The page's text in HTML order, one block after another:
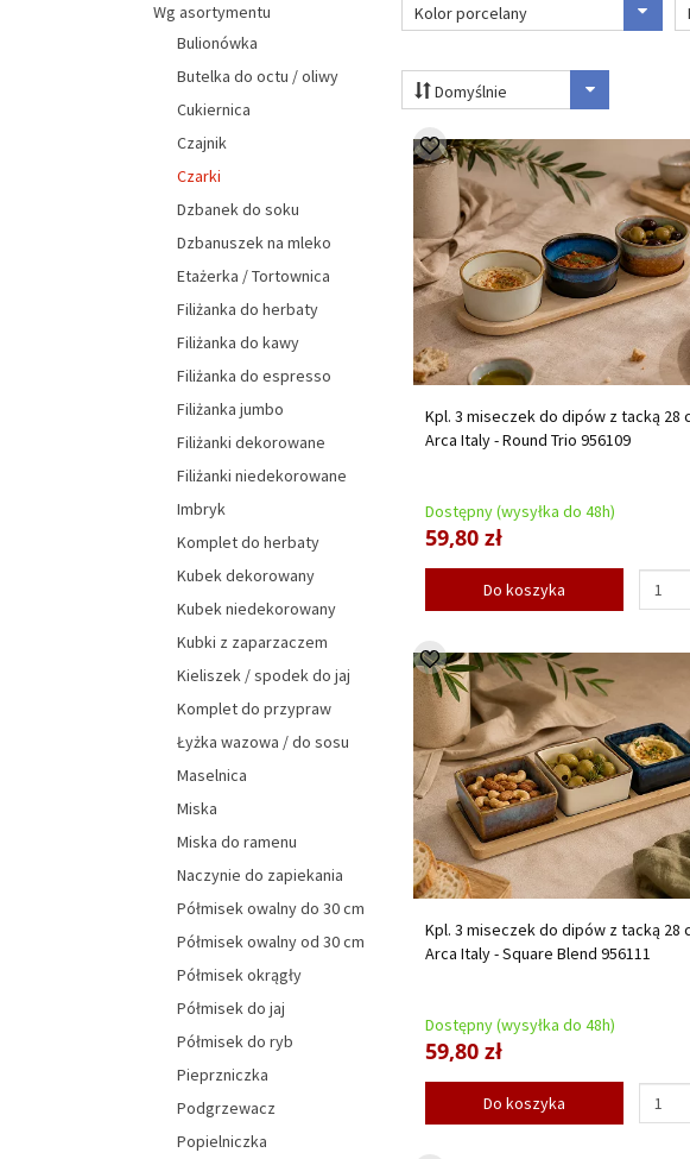
Kolor porcelany
Domyślnie
Kpl. 3 miseczek do dipów z tacką 28
Arca Italy - Round Trio 956109
Dostępny (wysyłka do 48h)
59,80 zł
Do koszyka
Kpl. 3 miseczek do dipów z tacką 28
Arca Italy - Square Blend 956111
Dostępny (wysyłka do 48h)
59,80 zł
Do koszyka
Wg asortymentu
Bulionówka
Butelka do octu / oliwy
Cukiernica
Czajnik
Czarki
Dzbanek do soku
Dzbanuszek na mleko
Etażerka / Tortownica
Filiżanka do herbaty
Filiżanka do kawy
Filiżanka do espresso
Filiżanka jumbo
Filiżanki dekorowane
Filiżanki niedekorowane
Imbryk
Komplet do herbaty
Kubek dekorowany
Kubek niedekorowany
Kubki z zaparzaczem
Kieliszek / spodek do jaj
Komplet do przypraw
Łyżka wazowa / do sosu
Maselnica
Miska
Miska do ramenu
Naczynie do zapiekania
Półmisek owalny do 30 cm
Półmisek owalny od 30 cm
Półmisek okrągły
Półmisek do jaj
Półmisek do ryb
Pieprzniczka
Podgrzewacz
Popielniczka